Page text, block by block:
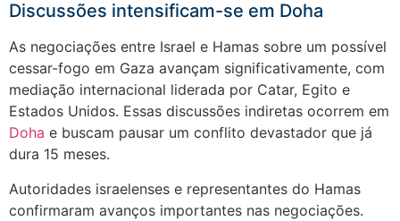
Discussões intensificam-se em Doha
As negociações entre Israel e Hamas sobre um possível
cessar-fogo em Gaza avançam significativamente, com
mediação internacional liderada por Catar, Egito e
Estados Unidos. Essas discussões indiretas ocorrem em
Doha e buscam pausar um conflito devastador que já
dura 15 meses.
Autoridades israelenses e representantes do Hamas
confirmaram avanços importantes nas negociações.